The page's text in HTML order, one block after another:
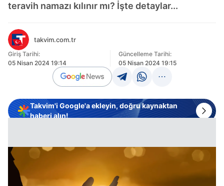
teravih namazı kılınır mı? İşte detaylar...
takvim.com.tr
Giriş Tarihi:
05 Nisan 2024 19:14
Güncelleme Tarihi:
05 Nisan 2024 19:15
Takvim'i Google'a ekleyin, doğru kaynaktan
haberi alın!